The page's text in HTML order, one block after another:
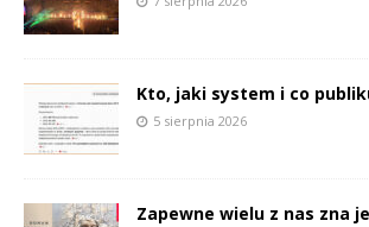
Kto, jaki system i co
5 sierpnia 2026
Zapewne wielu z nas zna